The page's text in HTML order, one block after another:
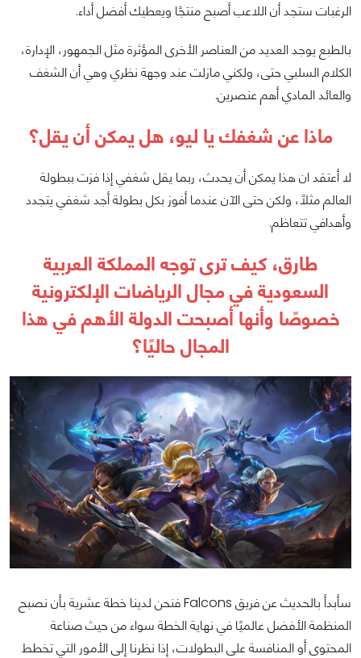
الرغبات ستجد أن اللاعب أصبح منتجًا ويعطيك أفضل أداء.
بالطبع يوجد العديد من العناصر الأخرى المؤثرة مثل الجمهور، الإدارة،
الكلام السلبي حتى، ولكني مازلت عند وجهة نظري وهي أن الشغف
والعائد المادي أهم عنصرين.
ماذا عن شغفك يا ليو، هل يمكن أن يقل؟
لا أعتقد ان هذا يمكن أن يحدث، ربما يقل شغفي إذا فزت ببطولة
العالم مثلًا، ولكن حتى الآن عندما أفوز بكل بطولة أجد شغفي يتجدد
وأهدافي تتعاظم.
طارق، كيف ترى توجه المملكة العربية
السعودية في مجال الرياضات الإلكترونية
خصوصًا وأنها أصبحت الدولة الأهم في هذا
المجال حاليًا؟
سأبدأ بالحديث عن فريق Falcons فنحن لدينا خطة عشرية بأن نصبح
المنظمة الأفضل عالميًا في نهاية الخطة سواء من حيث صناعة
المحتوى أو المنافسة على البطولات، إذا نظرنا إلى الأمور التي تخطط